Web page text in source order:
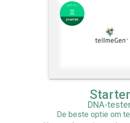
Starter
DNA-
De beste optie om